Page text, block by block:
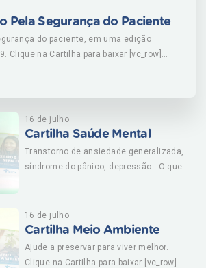
Pela Segurança do Paciente
do paciente, em uma edição
na Cartilha para baixar [vc_row]
vc_column][/vc_row]
16 de julho
Cartilha Saúde Mental
Transtorno de ansiedade generalizada,
síndrome do pânico, depressão - O que
baixar [vc_row][vc_column][vc_btn
title="Clique aqui e confira todas nossas
cartilhas" color="warning" size="lg"
link="url:https%3A%2F%2Fausta.com.br%
16 de julho
Cartilha Meio Ambiente
Ajude a preservar para viver melhor.
Clique na Cartilha para baixar [vc_row]